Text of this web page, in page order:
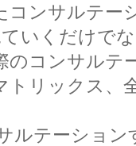
コンサルテー
いくだけで
のコンサルテ
トリックス、
ルテーション